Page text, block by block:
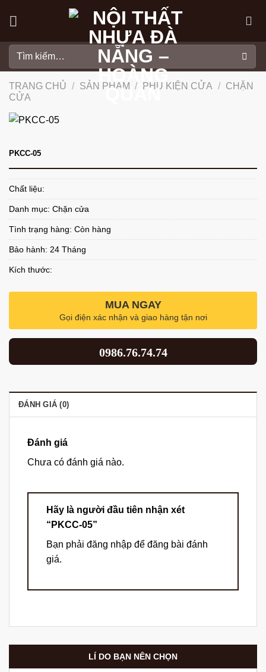
kiếm:
TRANG CHỦ / SẢN PHẨM / PHỤ KIỆN CỬA / CHẶN
CỬA
PKCC-05
Chất liệu:
Danh mục: Chặn cửa
Tình trạng hàng: Còn hàng
Bảo hành: 24 Tháng
Kích thước:
MUA NGAY
Gọi điện xác nhận và giao hàng tận nơi
0986.76.74.74
ĐÁNH GIÁ (0)
Đánh giá
Chưa có đánh giá nào.
Hãy là người đầu tiên nhận xét
“PKCC-05”
Bạn phải đăng nhập để đăng bài đánh
giá.
LÍ DO BẠN NÊN CHỌN